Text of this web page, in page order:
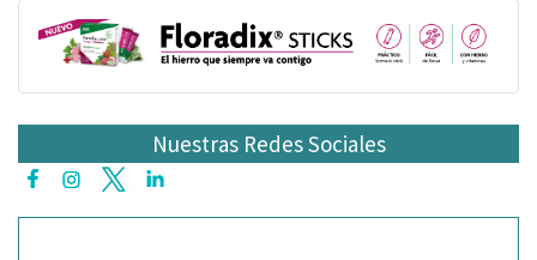
Nuestras Redes Sociales